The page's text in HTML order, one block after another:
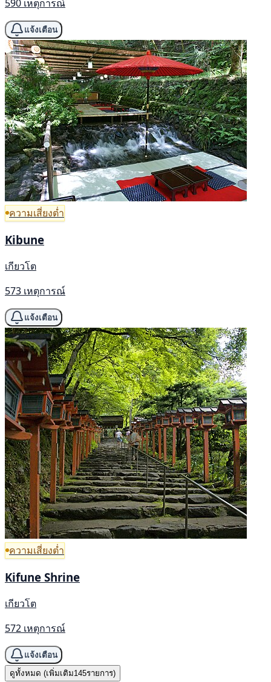
590 เหตุการณ์
แจ้งเตือน
ความเสี่ยงต่ำ
Kibune
เกียวโต
573 เหตุการณ์
แจ้งเตือน
ความเสี่ยงต่ำ
Kifune Shrine
เกียวโต
572 เหตุการณ์
แจ้งเตือน
ดูทั้งหมด (เพิ่มเติม145รายการ)